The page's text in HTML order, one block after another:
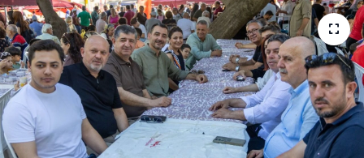
DÜNYA
EĞİTİM
TURİZM
RÖPORTAJ